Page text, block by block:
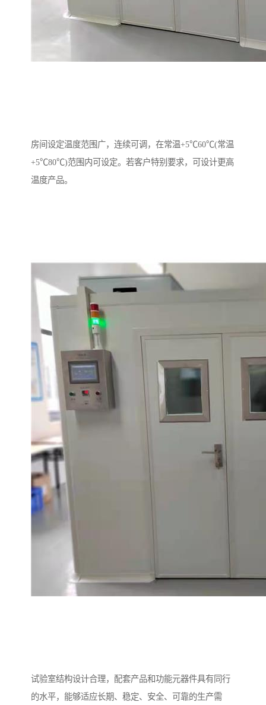
房间设定温度范围广，连续可调，在常温+5℃60℃(常温
+5℃80℃)范围内可设定。若客户特别要求，可设计更高
温度产品。
试验室结构设计合理，配套产品和功能元器件具有同行
的水平，能够适应长期、稳定、安全、可靠的生产需